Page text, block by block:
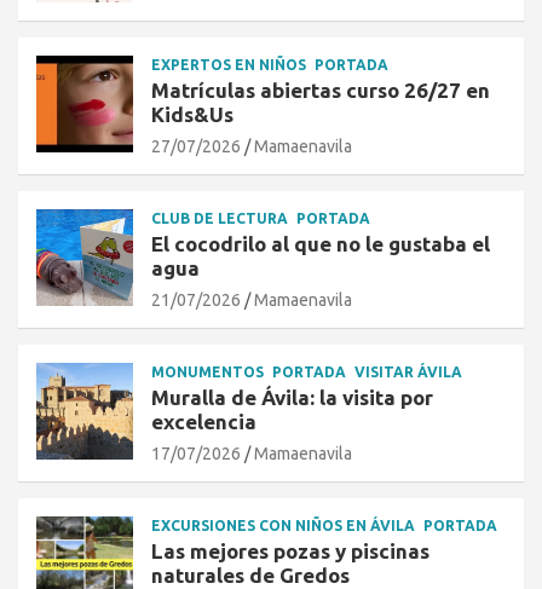
EXPERTOS EN NIÑOS PORTADA
Matrículas abiertas curso 26/27 en
Kids&Us
27/07/2026 Mamaenavila
CLUB DE LECTURA PORTADA
El cocodrilo al que no le gustaba el
agua
21/07/2026 Mamaenavila
MONUMENTOS PORTADA VISITAR ÁVILA
Muralla de Ávila: la visita por
excelencia
17/07/2026 Mamaenavila
EXCURSIONES CON NIÑOS EN ÁVILA PORTADA
Las mejores pozas y piscinas
naturales de Gredos